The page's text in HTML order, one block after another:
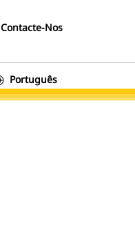
Contacte-Nos
Português